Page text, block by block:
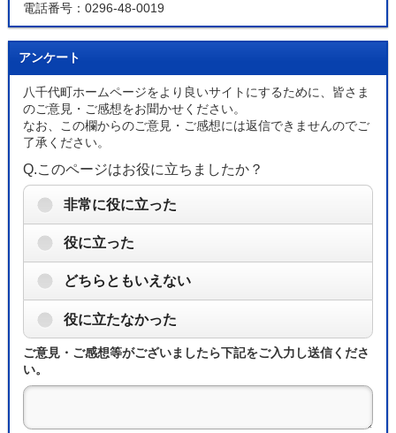
電話番号：0296-48-0019
アンケート
八千代町ホームページをより良いサイトにするために、皆さま
のご意見・ご感想をお聞かせください。
なお、この欄からのご意見・ご感想には返信できませんのでご
了承ください。
Q.このページはお役に立ちましたか？
非常に役に立った
役に立った
どちらともいえない
役に立たなかった
ご意見・ご感想等がございましたら下記をご入力し送信くださ
い。